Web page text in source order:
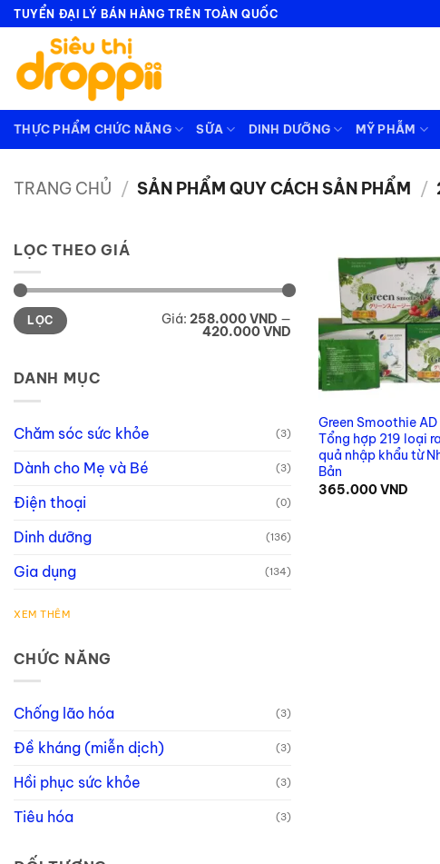
Bỏ
qua
dung
TUYỂN ĐẠI LÝ BÁN HÀNG TRÊN TOÀN QUỐC
THỰC PHẨM CHỨC NĂNG SỮA DINH DƯỠNG MỸ PHẪM
TRANG CHỦ / SẢN PHẨM QUY CÁCH SẢN PHẨM /
LỌC THEO GIÁ
Giá
tối
thiểu
Giá
tối
đa
LỌC Giá: 258.000 VND —
420.000 VND
DANH MỤC
Chăm sóc sức khỏe (3)
Dành cho Mẹ và Bé (3)
Điện thoại (0)
Dinh dưỡng (136)
Gia dụng (134)
XEM THÊM
CHỨC NĂNG
Chống lão hóa (3)
Đề kháng (miễn dịch) (3)
Hồi phục sức khỏe (3)
Tiêu hóa (3)
Green Smoothie AD
Tổng hợp 219 loại
quả nhập khẩu từ
Bản
365.000VND